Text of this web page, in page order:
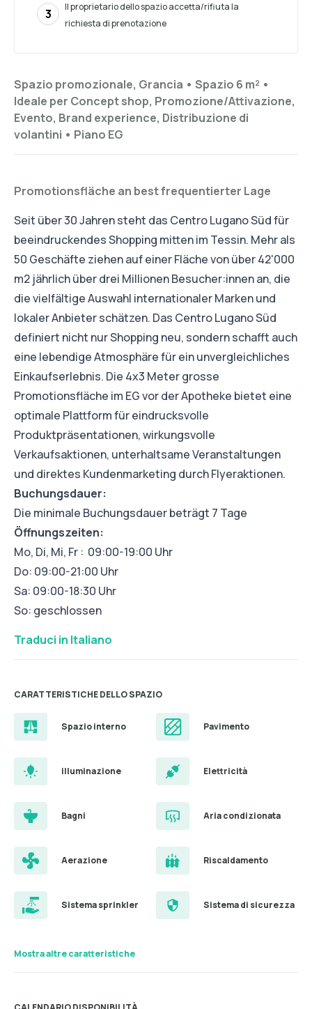
Spazio promozionale, Grancia • Spazio 6 m² •
Ideale per Concept shop, Promozione/Attivazione,
Evento, Brand experience, Distribuzione di
volantini • Piano EG
Promotionsfläche an best frequentierter Lage
Seit über 30 Jahren steht das Centro Lugano Süd für
beeindruckendes Shopping mitten im Tessin. Mehr als
50 Geschäfte ziehen auf einer Fläche von über 42'000
m2 jährlich über drei Millionen Besucher:innen an, die
die vielfältige Auswahl internationaler Marken und
lokaler Anbieter schätzen. Das Centro Lugano Süd
definiert nicht nur Shopping neu, sondern schafft auch
eine lebendige Atmosphäre für ein unvergleichliches
Einkaufserlebnis. Die 4x3 Meter grosse
Promotionsfläche im EG vor der Apotheke bietet eine
optimale Plattform für eindrucksvolle
Produktpräsentationen, wirkungsvolle
Verkaufsaktionen, unterhaltsame Veranstaltungen
und direktes Kundenmarketing durch Flyeraktionen.
Buchungsdauer:
Die minimale Buchungsdauer beträgt 7 Tage
Öffnungszeiten:
Mo, Di, Mi, Fr : 09:00-19:00 Uhr
Do: 09:00-21:00 Uhr
Sa: 09:00-18:30 Uhr
So: geschlossen
Traduci in Italiano
CARATTERISTICHE DELLO SPAZIO
Spazio interno Pavimento
illuminazione Elettricità
Bagni Aria condizionata
Aerazione Riscaldamento
Sistema sprinkler Sistema di sicurezza
Mostra altre caratteristiche
3
Il proprietario dello spazio accetta/rifiuta la
richiesta di prenotazione